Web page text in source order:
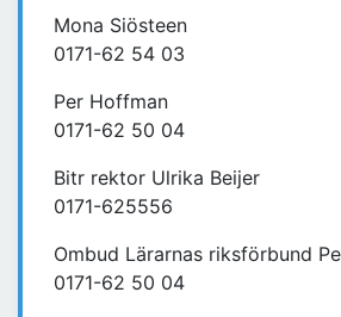
Mona Siösteen
0171-62 54 03
Per Hoffman
0171-62 50 04
Bitr rektor Ulrika Beijer
0171-625556
Ombud Lärarnas riksförbund
0171-62 50 04